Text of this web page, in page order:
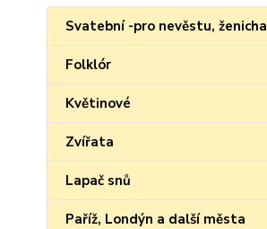
Svatební -pro nevěstu, ženicha
Folklór
Květinové
Zvířata
Lapač snů
Paříž, Londýn a další města